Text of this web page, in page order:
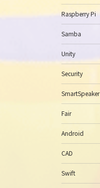
Raspberry Pi
Samba
Unity
Security
SmartSpeaker
Fair
Android
CAD
Swift